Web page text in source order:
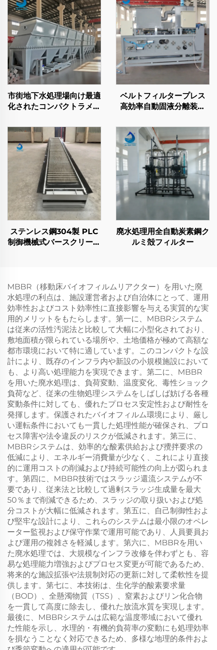
市街地下水処理場向け最適
化されたコンパクトラメラ
ペースを節約
ベルトフィルタープレス
高効率自動固液分離装置
ステンレス鋼304製 PLC
制御機械式バースクリーン
廃水処理用全自動炭素鋼ク
ルミ殻フィルター
MBBR（移動床バイオフィルムリアクター）を用いた廃
水処理の利点は、施設運営者および自治体にとって、運用
効率性およびコスト効率性に直接影響を与える実質的な実
用的メリットをもたらします。第一に、MBBRシステム
は従来の活性汚泥法と比較して大幅に小型化されており、
敷地面積が限られている場所や、土地価格が極めて高額な
都市環境において特に適しています。このコンパクトな設
計により、既存のインフラ内や新設の小規模施設において
も、より高い処理能力を実現できます。第二に、MBBR
を用いた廃水処理は、負荷変動、温度変化、毒性ショック
負荷など、従来の生物処理システムをしばしば妨げる各種
変動条件に対しても、優れたプロセス安定性および耐性を
発揮します。保護されたバイオフィルム環境により、厳し
い運転条件においても一貫した処理性能が確保され、プロ
セス障害や法令違反のリスクが低減されます。第三に、
MBBRシステムは、効率的な酸素供給および攪拌要求の
低減により、エネルギー消費量が少なく、これにより直接
的に運用コストの削減および持続可能性の向上が図られま
す。第四に、MBBR技術ではスラッジ還流システムが不
要であり、従来法と比較して過剰スラッジ生成量を最大
50％まで削減できるため、スラッジの取り扱いおよび処
分コストが大幅に低減されます。第五に、自己制御性およ
び堅牢な設計により、これらのシステムは最小限のオペレ
ーター監視および保守作業で運用可能であり、人員要員お
よび運用の複雑さを軽減します。第六に、MBBRを用い
た廃水処理では、大規模なインフラ改修を伴わずとも、容
易な処理能力増強およびプロセス変更が可能であるため、
将来的な施設拡張や法規制対応の更新に対して柔軟性を提
供します。第七に、本技術は、生化学的酸素要求量
（BOD）、全懸濁物質（TSS）、窒素およびリン化合物
を一貫して高度に除去し、優れた放流水質を実現します。
最後に、MBBRシステムは広範な温度帯域において優れ
た性能を示し、水理的・有機的負荷率の変動にも処理効率
を損なうことなく対応できるため、多様な地理的条件およ